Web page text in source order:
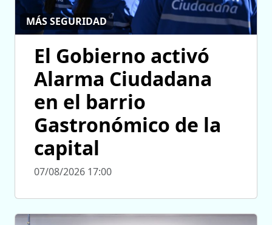
MÁS SEGURIDAD
El Gobierno activó
Alarma Ciudadana
en el barrio
Gastronómico de la
capital
07/08/2026 17:00